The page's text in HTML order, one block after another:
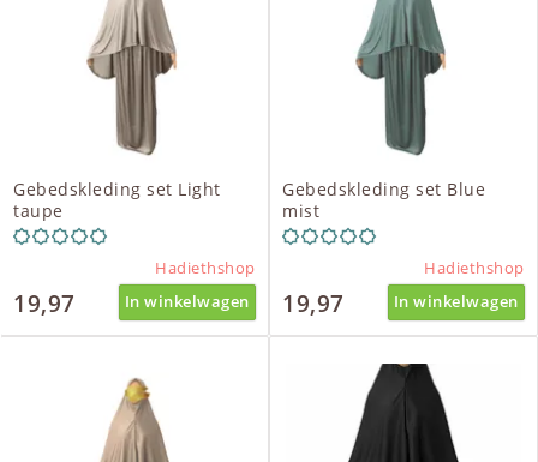
Gebedskleding set Light
taupe
Hadiethshop
19,97 In winkelwagen
Gebedskleding set Blue
mist
Hadiethshop
19,97 In winkelwagen